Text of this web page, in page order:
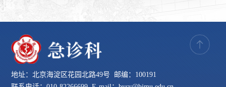
地址：北京海淀区花园北路49号 邮编：100191